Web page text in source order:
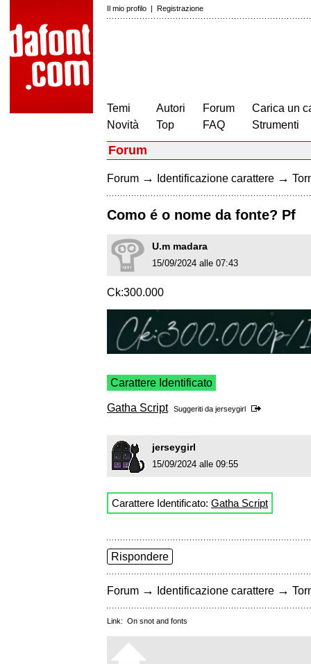
Il mio profilo | Registrazione
Temi
Novità
Autori
Top
Forum
FAQ
Carica un
Strumenti
Forum
Forum → Identificazione carattere →
Como é o nome da fonte? Pf
U.m madara
15/09/2024 alle 07:43
Ck:300.000
Carattere Identificato
Gatha Script Suggeriti da jerseygirl
jerseygirl
15/09/2024 alle 09:55
Carattere Identificato: Gatha Script
Rispondere
Forum → Identificazione carattere →
Link: On snot and fonts